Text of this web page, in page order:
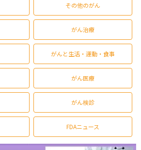
その他のがん
がん治療
がんと生活・運動・食事
がん医療
がん検診
FDAニュース